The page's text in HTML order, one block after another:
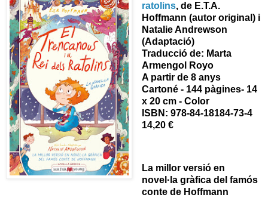
ratolins, deE.T.A.
Hoffmann (autor original) i
Natalie Andrewson
(Adaptació)
Traducció de: Marta
Armengol Royo
A partir de 8 anys
Cartoné - 144 pàgines- 14
x 20 cm - Color
ISBN: 978-84-18184-73-4
14,20 €
La millor versió en
novel·la gràfica del famós
conte de Hoffmann